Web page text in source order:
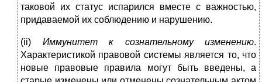
таковой их статус испарился вместе с важностью,
придаваемой их соблюдению и нарушению.
(ii) Иммунитет к сознательному изменению.
Характеристикой правовой системы является то, что
новые правовые правила могут быть введены, а